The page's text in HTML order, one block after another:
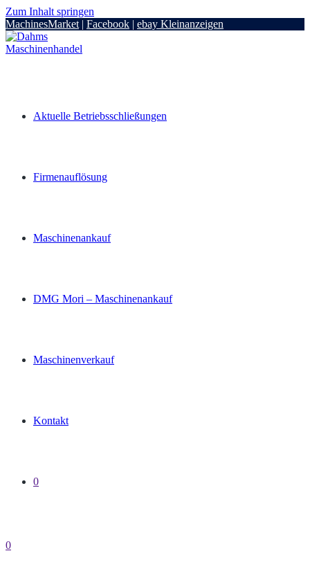
Zum Inhalt springen
MachinesMarket | Facebook | ebay Kleinanzeigen
Aktuelle Betriebsschließungen
Firmenauflösung
Maschinenankauf
DMG Mori – Maschinenankauf
Maschinenverkauf
Kontakt
0
0